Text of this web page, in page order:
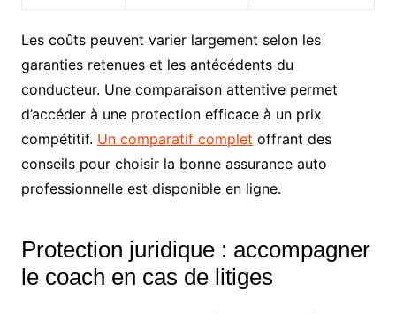
Les coûts peuvent varier largement selon les
garanties retenues et les antécédents du
conducteur. Une comparaison attentive permet
d’accéder à une protection efficace à un prix
compétitif. Un comparatif complet offrant des
conseils pour choisir la bonne assurance auto
professionnelle est disponible en ligne.
Protection juridique : accompagner
le coach en cas de litiges